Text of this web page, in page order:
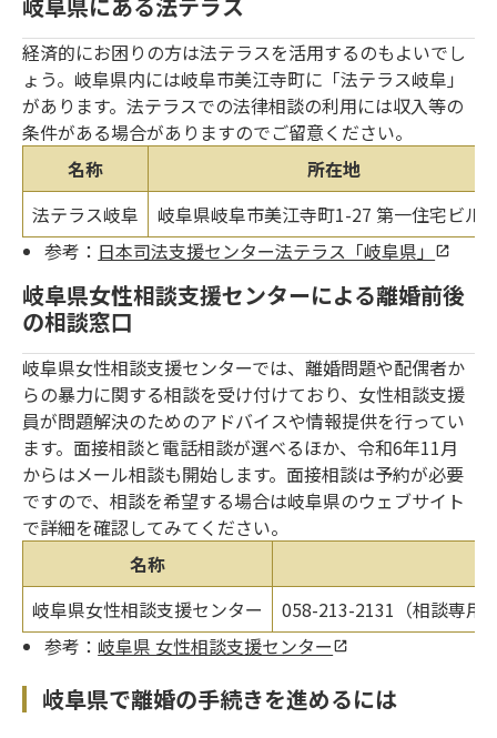
経済的にお困りの方は法テラスを活用するのもよいでし
ょう。岐阜県内には岐阜市美江寺町に「法テラス岐阜」
があります。法テラスでの法律相談の利用には収入等の
条件がある場合がありますのでご留意ください。
名称
所在地
法テラス岐阜
岐阜県岐阜市美江寺町1-27 第一住宅ビル
参考： 日本司法支援センター法テラス「岐阜県」
岐阜県女性相談支援センターによる離婚前後
の相談窓口
岐阜県女性相談支援センターでは、離婚問題や配偶者か
らの暴力に関する相談を受け付けており、女性相談支援
員が問題解決のためのアドバイスや情報提供を行ってい
ます。面接相談と電話相談が選べるほか、令和6年11月
からはメール相談も開始します。面接相談は予約が必要
ですので、相談を希望する場合は岐阜県のウェブサイト
で詳細を確認してみてください。
名称
岐阜県女性相談支援センター
058-213-2131（相談専用
参考： 岐阜県 女性相談支援センター
岐阜県で離婚の手続きを進めるには